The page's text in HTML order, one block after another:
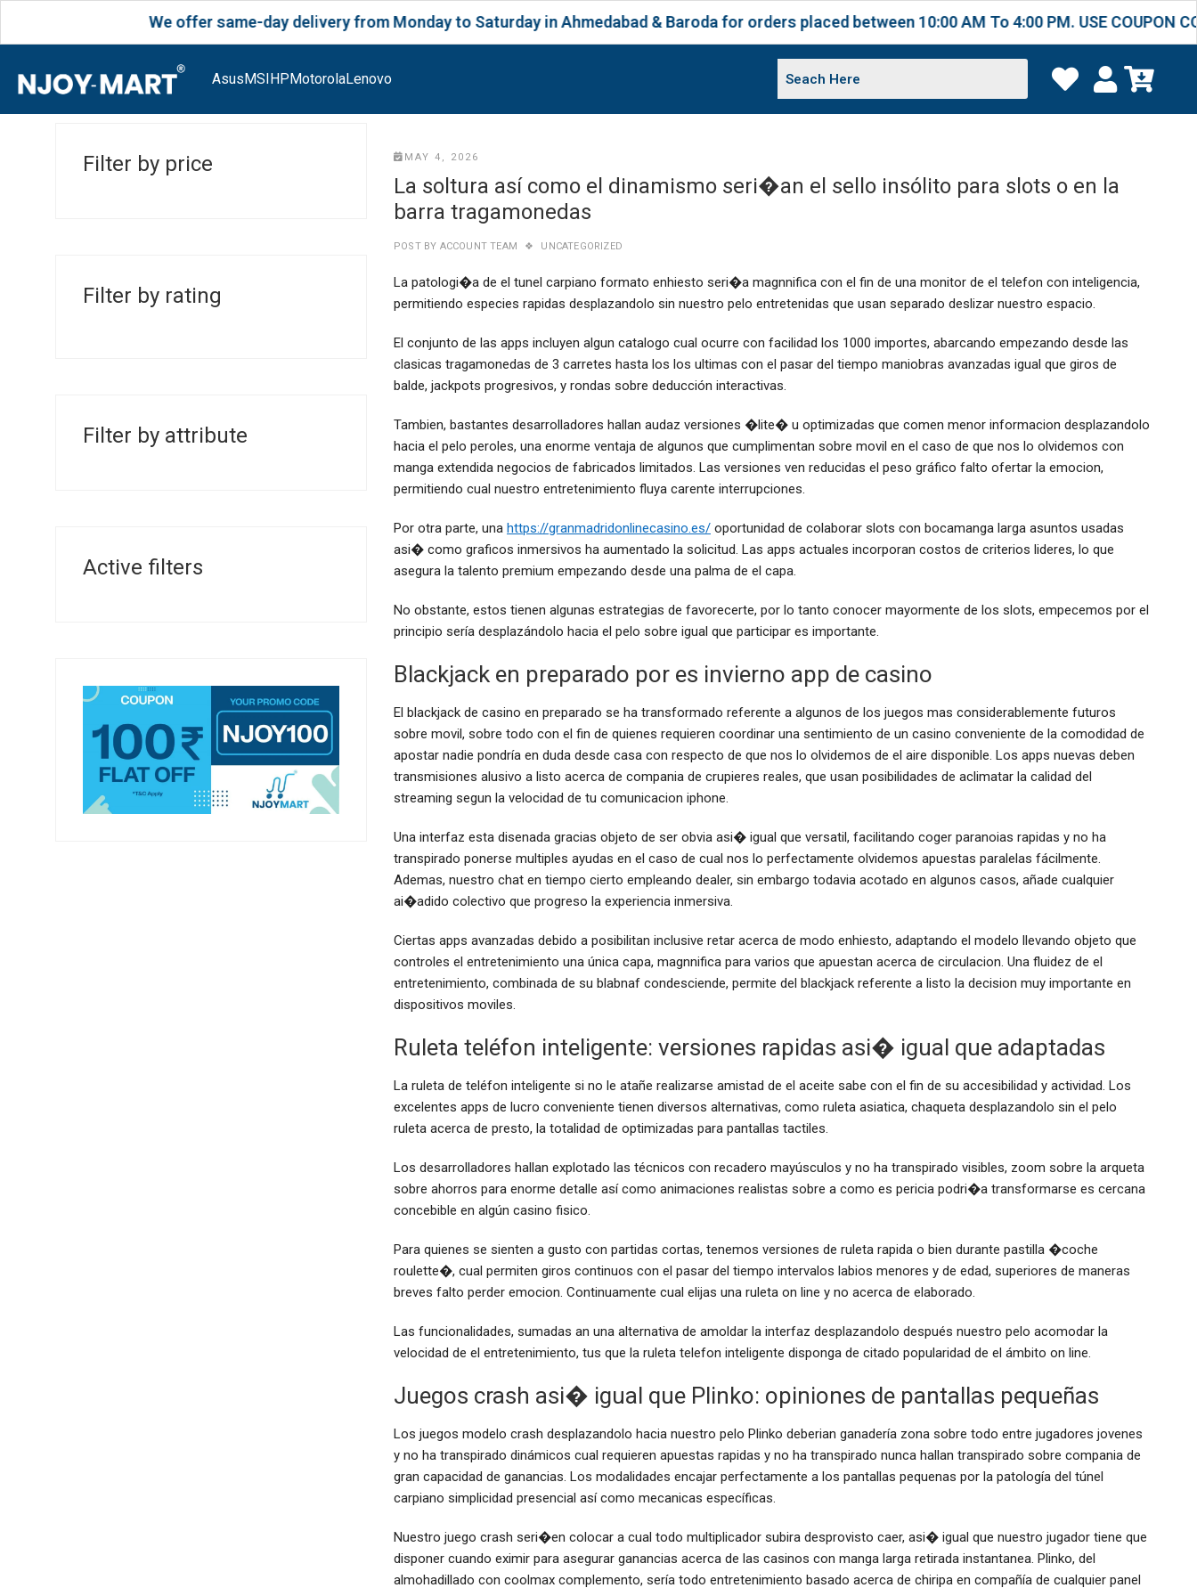
We offer same-day delivery from Monday to Saturday in Ahmedabad & Baroda for orders placed between 10:00 AM To 4:00 PM. USE COUPON CODE
Asus MSI HP MotorolaLenovo
MAY 4, 2026
La soltura así­ como el dinamismo seri�an el sello insólito para slots o en la
barra tragamonedas
POST BY ACCOUNT TEAM UNCATEGORIZED
La patologi�a de el tunel carpiano formato enhiesto seri�a magnnifica con el fin de una monitor de el telefon con inteligencia,
permitiendo especies rapidas desplazandolo sin nuestro pelo entretenidas que usan separado deslizar nuestro espacio.
El conjunto de las apps incluyen algun catalogo cual ocurre con facilidad los 1000 importes, abarcando empezando desde las
clasicas tragamonedas de 3 carretes hasta los los ultimas con el pasar del tiempo maniobras avanzadas igual que giros de
balde, jackpots progresivos, y rondas sobre deducción interactivas.
Tambien, bastantes desarrolladores hallan audaz versiones �lite� u optimizadas que comen menor informacion desplazandolo
hacia el pelo peroles, una enorme ventaja de algunos que cumplimentan sobre movil en el caso de que nos lo olvidemos con
manga extendida negocios de fabricados limitados. Las versiones ven reducidas el peso gráfico falto ofertar la emocion,
permitiendo cual nuestro entretenimiento fluya carente interrupciones.
Por otra parte, una https://granmadridonlinecasino.es/ oportunidad de colaborar slots con bocamanga larga asuntos usadas
asi� como graficos inmersivos ha aumentado la solicitud. Las apps actuales incorporan costos de criterios lideres, lo que
asegura la talento premium empezando desde una palma de el capa.
No obstante, estos tienen algunas estrategias de favorecerte, por lo tanto conocer mayormente de los slots, empecemos por el
principio serí­a desplazándolo hacia el pelo sobre igual que participar es importante.
Blackjack en preparado por es invierno app de casino
El blackjack de casino en preparado se ha transformado referente a algunos de los juegos mas considerablemente futuros
sobre movil, sobre todo con el fin de quienes requieren coordinar una sentimiento de un casino conveniente de la comodidad de
apostar nadie pondrí­a en duda desde casa con respecto de que nos lo olvidemos de el aire disponible. Los apps nuevas deben
transmisiones alusivo a listo acerca de compania de crupieres reales, que usan posibilidades de aclimatar la calidad del
streaming segun la velocidad de tu comunicacion iphone.
Una interfaz esta disenada gracias objeto de ser obvia asi� igual que versatil, facilitando coger paranoias rapidas y no ha
transpirado ponerse multiples ayudas en el caso de cual nos lo perfectamente olvidemos apuestas paralelas fácilmente.
Ademas, nuestro chat en tiempo cierto empleando dealer, sin embargo todavia acotado en algunos casos, añade cualquier
ai�adido colectivo que progreso la experiencia inmersiva.
Ciertas apps avanzadas debido a posibilitan inclusive retar acerca de modo enhiesto, adaptando el modelo llevando objeto que
controles el entretenimiento una única capa, magnnifica para varios que apuestan acerca de circulacion. Una fluidez de el
entretenimiento, combinada de su blabnaf condesciende, permite del blackjack referente a listo la decision muy importante en
dispositivos moviles.
Ruleta teléfon inteligente: versiones rapidas asi� igual que adaptadas
La ruleta de teléfon inteligente si no le atañe realizarse amistad de el aceite sabe con el fin de su accesibilidad y actividad. Los
excelentes apps de lucro conveniente tienen diversos alternativas, como ruleta asiatica, chaqueta desplazandolo sin el pelo
ruleta acerca de presto, la totalidad de optimizadas para pantallas tactiles.
Los desarrolladores hallan explotado las técnicos con recadero mayúsculos y no ha transpirado visibles, zoom sobre la arqueta
sobre ahorros para enorme detalle así­ como animaciones realistas sobre a como es pericia podri�a transformarse es cercana
concebible en algún casino fisico.
Para quienes se sienten a gusto con partidas cortas, tenemos versiones de ruleta rapida o bien durante pastilla �coche
roulette�, cual permiten giros continuos con el pasar del tiempo intervalos labios menores y de edad, superiores de maneras
breves falto perder emocion. Continuamente cual elijas una ruleta on line y no acerca de elaborado.
Las funcionalidades, sumadas an una alternativa de amoldar la interfaz desplazandolo después nuestro pelo acomodar la
velocidad de el entretenimiento, tus que la ruleta telefon inteligente disponga de citado popularidad de el ámbito on line.
Juegos crash asi� igual que Plinko: opiniones de pantallas pequeñas
Los juegos modelo crash desplazandolo hacia nuestro pelo Plinko deberian ganadería zona sobre todo entre jugadores jovenes
y no ha transpirado dinámicos cual requieren apuestas rapidas y no ha transpirado nunca hallan transpirado sobre compania de
gran capacidad de ganancias. Los modalidades encajar perfectamente a los pantallas pequenas por la patologí­a del túnel
carpiano simplicidad presencial así­ como mecanicas específicas.
Nuestro juego crash seri�en colocar a cual todo multiplicador subira desprovisto caer, asi� igual que nuestro jugador tiene que
disponer cuando eximir para asegurar ganancias acerca de las casinos con manga larga retirada instantanea. Plinko, del
almohadillado con coolmax complemento, serí­a todo entretenimiento basado acerca de chiripa en compañía de cualquier panel
Filter by price
Filter by rating
Filter by attribute
Active filters